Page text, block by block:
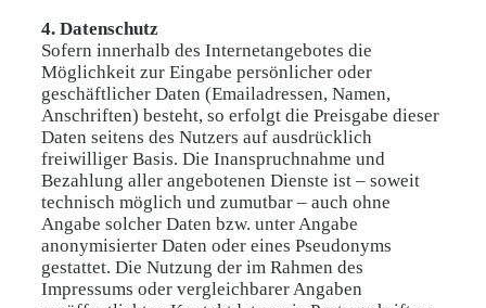
4. Datenschutz
Sofern innerhalb des Internetangebotes die
Möglichkeit zur Eingabe persönlicher oder
geschäftlicher Daten (Emailadressen, Namen,
Anschriften) besteht, so erfolgt die Preisgabe dieser
Daten seitens des Nutzers auf ausdrücklich
freiwilliger Basis. Die Inanspruchnahme und
Bezahlung aller angebotenen Dienste ist – soweit
technisch möglich und zumutbar – auch ohne
Angabe solcher Daten bzw. unter Angabe
anonymisierter Daten oder eines Pseudonyms
gestattet. Die Nutzung der im Rahmen des
Impressums oder vergleichbarer Angaben